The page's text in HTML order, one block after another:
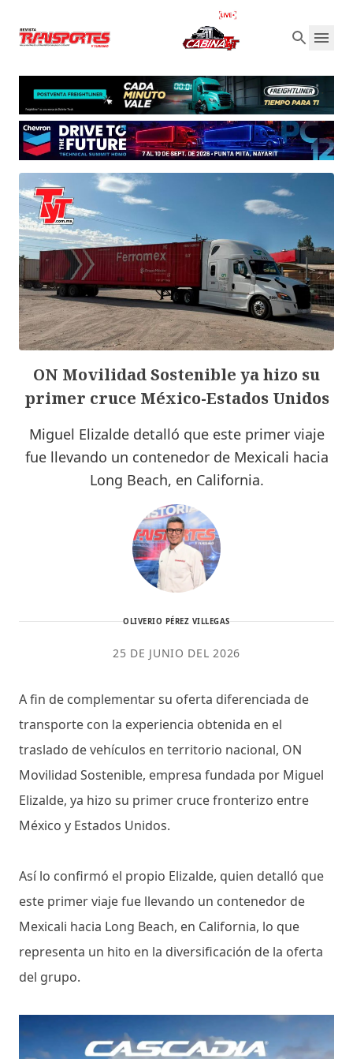
ON Movilidad Sostenible ya hizo su
primer cruce México-Estados Unidos
Miguel Elizalde detalló que este primer viaje
fue llevando un contenedor de Mexicali hacia
Long Beach, en California.
OLIVERIO PÉREZ VILLEGAS
25 DE JUNIO DEL 2026
A fin de complementar su oferta diferenciada de
transporte con la experiencia obtenida en el
traslado de vehículos en territorio nacional, ON
Movilidad Sostenible, empresa fundada por Miguel
Elizalde, ya hizo su primer cruce fronterizo entre
México y Estados Unidos.
Así lo confirmó el propio Elizalde, quien detalló que
este primer viaje fue llevando un contenedor de
Mexicali hacia Long Beach, en California, lo que
representa un hito en la diversificación de la oferta
del grupo.